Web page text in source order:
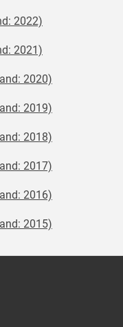
2022)
2021)
2020)
2019)
2018)
2017)
2016)
2015)